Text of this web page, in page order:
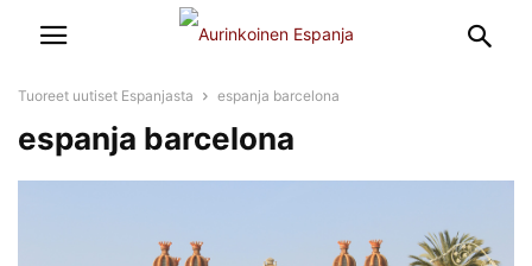
Tuoreet uutiset Espanjasta espanja barcelona
espanja barcelona